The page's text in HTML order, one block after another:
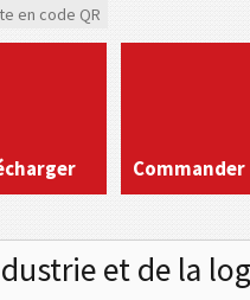
en code QR
Commander
et de la